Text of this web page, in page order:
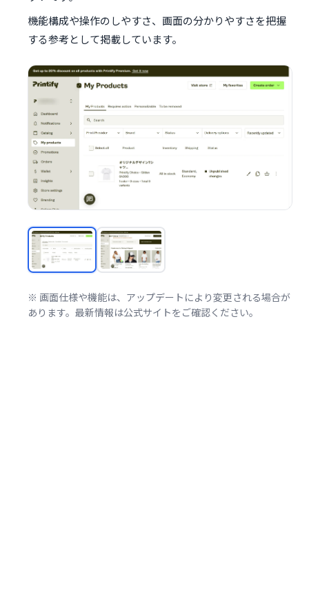
機能構成や操作のしやすさ、画面の分かりやすさを把握
する参考として掲載しています。
※ 画面仕様や機能は、アップデートにより変更される場合が
あります。最新情報は公式サイトをご確認ください。